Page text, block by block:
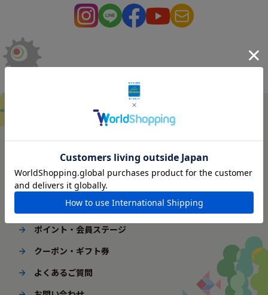
ご利用ガイド
はじめてご利用の方へ
配送・送料
ギフト包装
ポイント・会員ステージ
クーポン・ギフト券
よくあるご質問